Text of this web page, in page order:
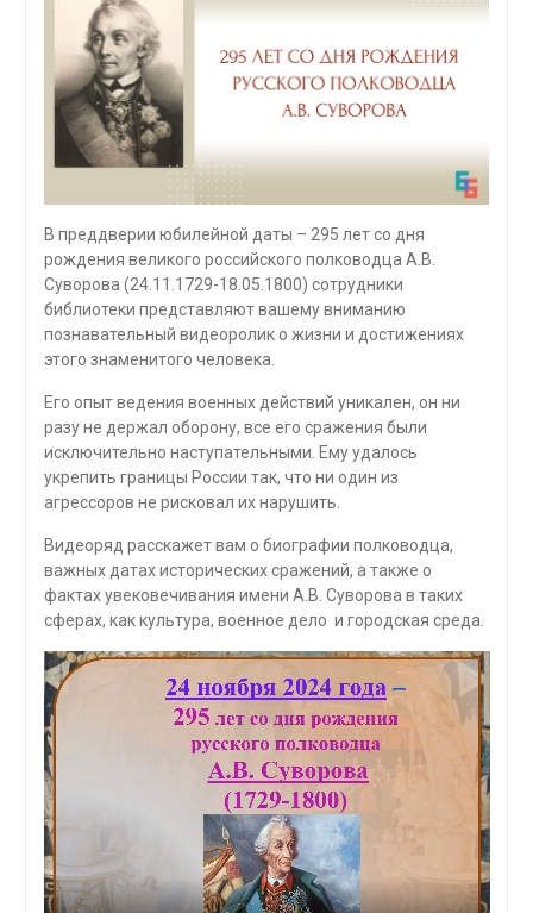
В преддверии юбилейной даты – 295 лет со дня
рождения великого российского полководца А.В.
Суворова (24.11.1729-18.05.1800) сотрудники
библиотеки представляют вашему вниманию
познавательный видеоролик о жизни и достижениях
этого знаменитого человека.
Его опыт ведения военных действий уникален, он ни
разу не держал оборону, все его сражения были
исключительно наступательными. Ему удалось
укрепить границы России так, что ни один из
агрессоров не рисковал их нарушить.
Видеоряд расскажет вам о биографии полководца,
важных датах исторических сражений, а также о
фактах увековечивания имени А.В. Суворова в таких
сферах, как культура, военное дело и городская среда.